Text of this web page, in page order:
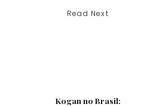
Read Next
Kogan no Brasil: